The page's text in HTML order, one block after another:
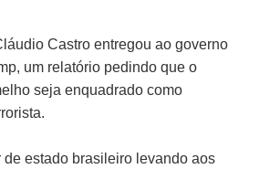
Castro entregou ao governo
um relatório pedindo que o
seja enquadrado como
de estado brasileiro levando aos